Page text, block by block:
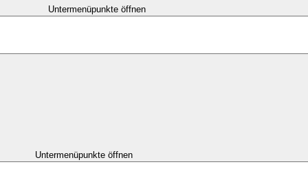
Untermenüpunkte öffnen
Untermenüpunkte öffnen